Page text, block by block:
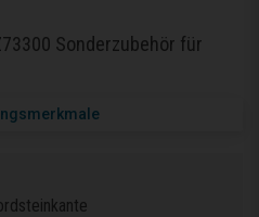
Sonderzubehör für